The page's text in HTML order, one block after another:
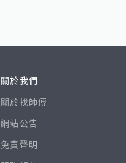
關於我們
關於找師傅
網站公告
免責聲明